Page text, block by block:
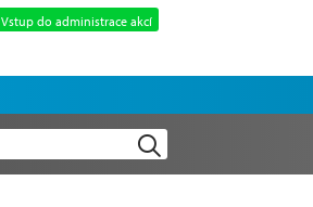
Vstup do administrace akcí